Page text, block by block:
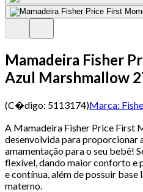
Mamadeira Fisher
Azul Marshmallow
(C�digo: 5113174)Marca:
A Mamadeira Fisher Price First
desenvolvida para proporcionar
amamentação para o seu bebê!
flexível, dando maior conforto e
e contínua, além de possuir base
materno.